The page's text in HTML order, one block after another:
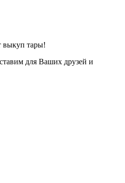
выкуп тары!
для Ваших друзей и